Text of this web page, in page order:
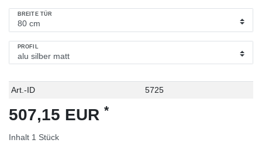
BREITE TÜR
PROFIL
Technisches
Wert
Art.-ID 5725
507,15 EUR *
Inhalt 1 Stück